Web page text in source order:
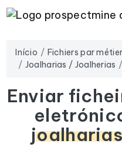
Início Fichiers par métier
Joalharias / Joalherias
Enviar